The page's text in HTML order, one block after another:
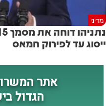
מדיני
ייסוג עד לפירוק חמאס